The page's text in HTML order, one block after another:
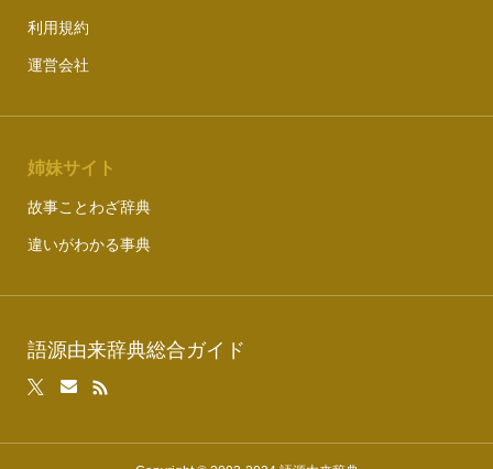
利用規約
運営会社
姉妹サイト
故事ことわざ辞典
違いがわかる事典
語源由来辞典総合ガイド